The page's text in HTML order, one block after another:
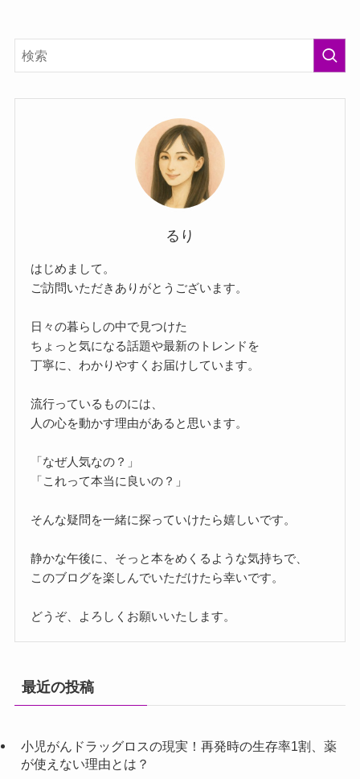
るり
はじめまして。
ご訪問いただきありがとうございます。
日々の暮らしの中で見つけた
ちょっと気になる話題や最新のトレンドを
丁寧に、わかりやすくお届けしています。
流行っているものには、
人の心を動かす理由があると思います。
「なぜ人気なの？」
「これって本当に良いの？」
そんな疑問を一緒に探っていけたら嬉しいです。
静かな午後に、そっと本をめくるような気持ちで、
このブログを楽しんでいただけたら幸いです。
どうぞ、よろしくお願いいたします。
最近の投稿
小児がんドラッグロスの現実！再発時の生存率1割、薬
が使えない理由とは？